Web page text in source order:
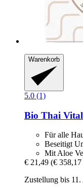
Warenkorb
5.0 (1)
Bio Thai
Für alle
Beseitigt
Mit Aloe
€ 21,49 (€
Zustellung bis